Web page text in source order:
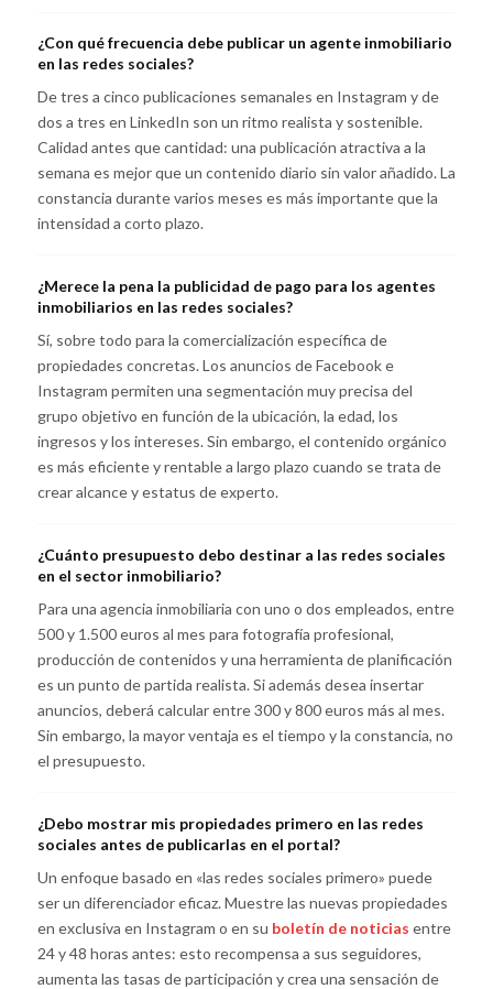
¿Con qué frecuencia debe publicar un agente inmobiliario
en las redes sociales?
De tres a cinco publicaciones semanales en Instagram y de
dos a tres en LinkedIn son un ritmo realista y sostenible.
Calidad antes que cantidad: una publicación atractiva a la
semana es mejor que un contenido diario sin valor añadido. La
constancia durante varios meses es más importante que la
intensidad a corto plazo.
¿Merece la pena la publicidad de pago para los agentes
inmobiliarios en las redes sociales?
Sí, sobre todo para la comercialización específica de
propiedades concretas. Los anuncios de Facebook e
Instagram permiten una segmentación muy precisa del
grupo objetivo en función de la ubicación, la edad, los
ingresos y los intereses. Sin embargo, el contenido orgánico
es más eficiente y rentable a largo plazo cuando se trata de
crear alcance y estatus de experto.
¿Cuánto presupuesto debo destinar a las redes sociales
en el sector inmobiliario?
Para una agencia inmobiliaria con uno o dos empleados, entre
500 y 1.500 euros al mes para fotografía profesional,
producción de contenidos y una herramienta de planificación
es un punto de partida realista. Si además desea insertar
anuncios, deberá calcular entre 300 y 800 euros más al mes.
Sin embargo, la mayor ventaja es el tiempo y la constancia, no
el presupuesto.
¿Debo mostrar mis propiedades primero en las redes
sociales antes de publicarlas en el portal?
Un enfoque basado en «las redes sociales primero» puede
ser un diferenciador eficaz. Muestre las nuevas propiedades
en exclusiva en Instagram o en su boletín de noticias entre
24 y 48 horas antes: esto recompensa a sus seguidores,
aumenta las tasas de participación y crea una sensación de